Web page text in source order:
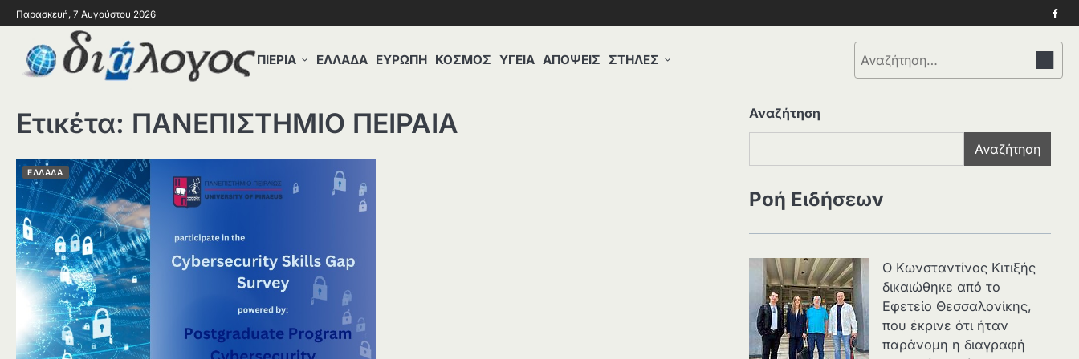
Παρασκευή, 7 Αυγούστου 2026
ΠΙΕΡΙΑ ΕΛΛΑΔΑ ΕΥΡΩΠΗ ΚΟΣΜΟΣ ΥΓΕΙΑ ΑΠΟΨΕΙΣ ΣΤΗΛΕΣ
Αναζήτηση
για:
Ετικέτα: ΠΑΝΕΠΙΣΤΗΜΙΟ ΠΕΙΡΑΙΑ
ΕΛΛΑΔΑ
Αναζήτηση
Αναζήτηση
Ροή Ειδήσεων
Ο Κωνσταντίνος Κιτιξής
δικαιώθηκε από το
Εφετείο Θεσσαλονίκης,
που έκρινε ότι ήταν
παράνομη η διαγραφή